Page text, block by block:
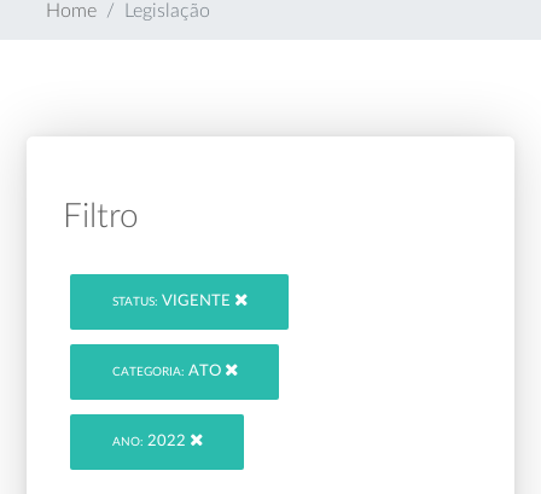
Home Legislação
Filtro
STATUS: VIGENTE
CATEGORIA: ATO
ANO: 2022